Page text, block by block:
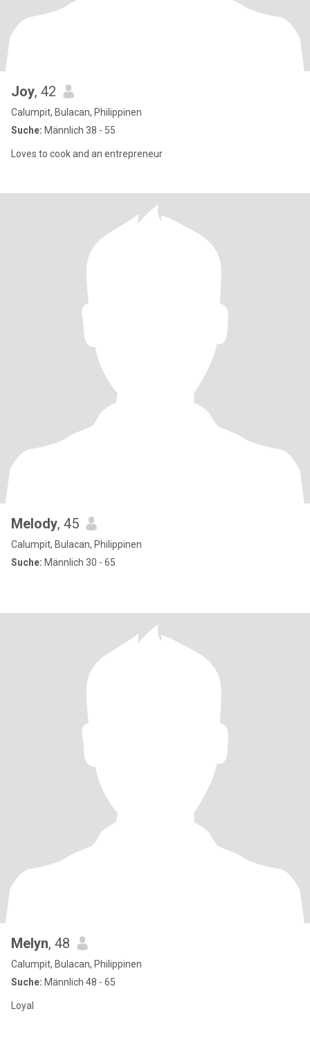
Joy, 42
Calumpit, Bulacan, Philippinen
Suche: Männlich 38 - 55
Loves to cook and an entrepreneur
Melody, 45
Calumpit, Bulacan, Philippinen
Suche: Männlich 30 - 65
Melyn, 48
Calumpit, Bulacan, Philippinen
Suche: Männlich 48 - 65
Loyal